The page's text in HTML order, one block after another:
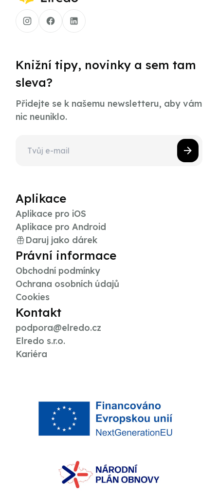
Knižní tipy, novinky a sem tam
sleva?
Přidejte se k našemu newsletteru, aby vám
nic neuniklo.
Aplikace
Aplikace pro iOS
Aplikace pro Android
Daruj jako dárek
Právní informace
Obchodní podmínky
Ochrana osobních údajů
Cookies
Kontakt
podpora@elredo.cz
Elredo s.r.o.
Kariéra